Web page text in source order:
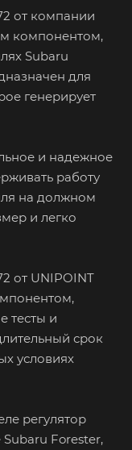
от компании
компонентом,
Subaru
для
генерирует
и надежное
работу
на должном
и легко
от UNIPOINT
тесты и
срок
условиях
регулятор
Forester,